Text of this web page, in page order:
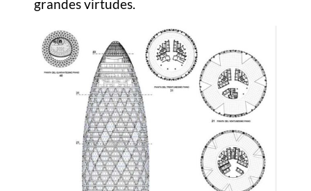
grandes virtudes.